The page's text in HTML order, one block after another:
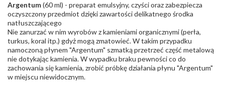
Argentum(60 ml) - preparat emulsyjny, czyści oraz zabezpiecza
oczyszczony przedmiot dzięki zawartości delikatnego środka
natłuszczającego
Nie zanurzać w nim wyrobów z kamieniami organicznymi (perła,
turkus, koral itp.) gdyż mogą zmatowieć. W takim przypadku
namoczoną płynem "Argentum" szmatką przetrzeć część metalową
nie dotykając kamienia. W wypadku braku pewności co do
zachowania się kamienia, zrobić próbkę działania płynu "Argentum"
w miejscu niewidocznym.